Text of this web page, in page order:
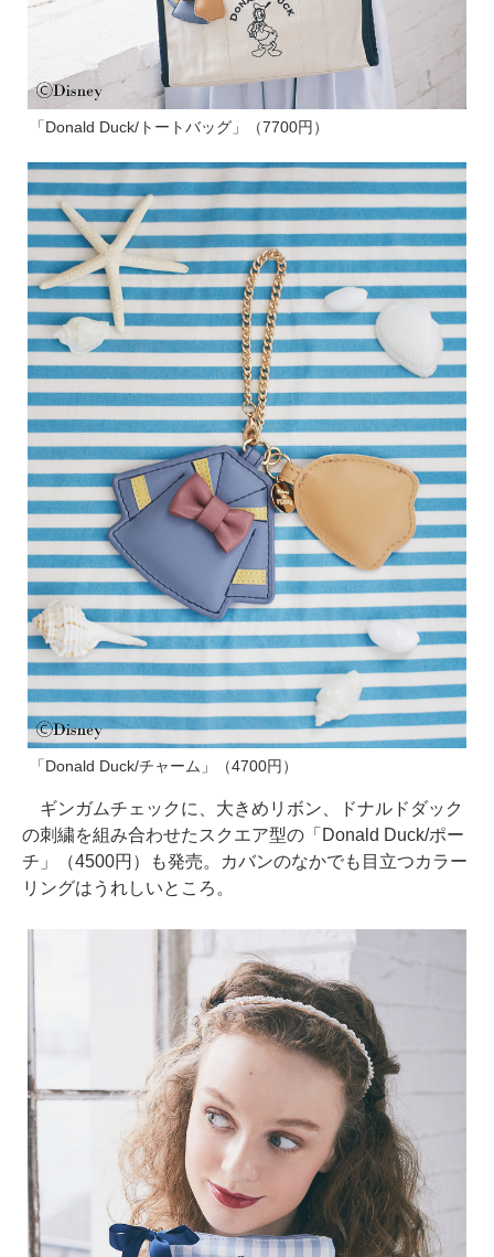
「Donald Duck/トートバッグ」（7700円）
「Donald Duck/チャーム」（4700円）
ギンガムチェックに、大きめリボン、ドナルドダック
の刺繍を組み合わせたスクエア型の「Donald Duck/ポー
チ」（4500円）も発売。カバンのなかでも目立つカラー
リングはうれしいところ。